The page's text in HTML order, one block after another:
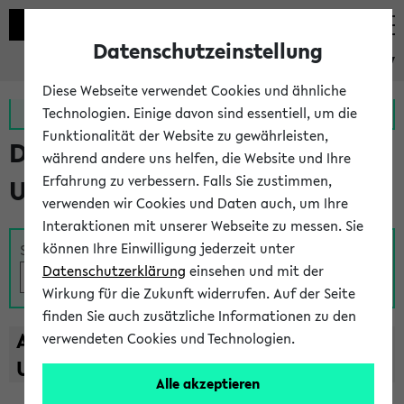
eKVV
Zur MeineUni App Zum MeineUni Portal
Das Lehrangebot der
Universität Bielefeld
Suche
A B C D E F G H I J K L M N O
U
V W X Y
Z
Datenschutzeinstellung
Diese Webseite verwendet Cookies und ähnliche
Technologien. Einige davon sind essentiell, um die
Funktionalität der Website zu gewährleisten,
während andere uns helfen, die Website und Ihre
Erfahrung zu verbessern. Falls Sie zustimmen,
verwenden wir Cookies und Daten auch, um Ihre
Interaktionen mit unserer Webseite zu messen. Sie
können Ihre Einwilligung jederzeit unter
Datenschutzerklärung einsehen und mit der
Wirkung für die Zukunft widerrufen. Auf der Seite
finden Sie auch zusätzliche Informationen zu den
verwendeten Cookies und Technologien.
Alle akzeptieren